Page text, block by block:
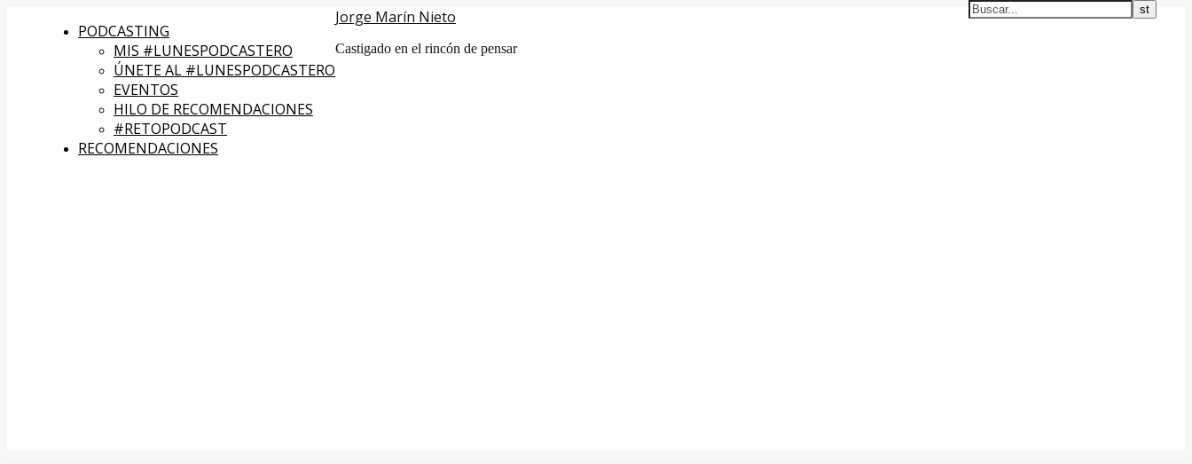
PODCASTING
MIS #LUNESPODCASTERO
ÚNETE AL #LUNESPODCASTERO
EVENTOS
HILO DE RECOMENDACIONES
#RETOPODCAST
RECOMENDACIONES
Jorge Marín Nieto
Castigado en el rincón de pensar